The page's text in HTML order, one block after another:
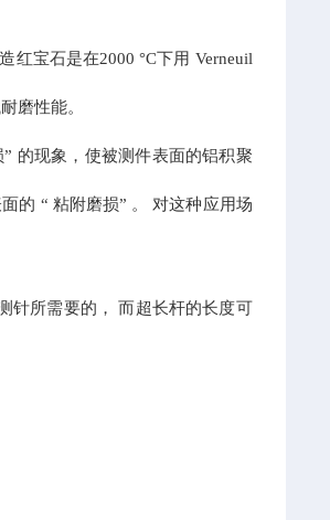
宝石是在2000 °C下用 Verneuil
磨性能。
的现象，使被测件表面的铝积聚
的 “ 粘附磨损” 。 对这种应用场
针所需要的， 而超长杆的长度可